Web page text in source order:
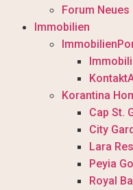
Forum
Immobilien
Korantina
Cap St.
City
Lara
Peyia
Royal